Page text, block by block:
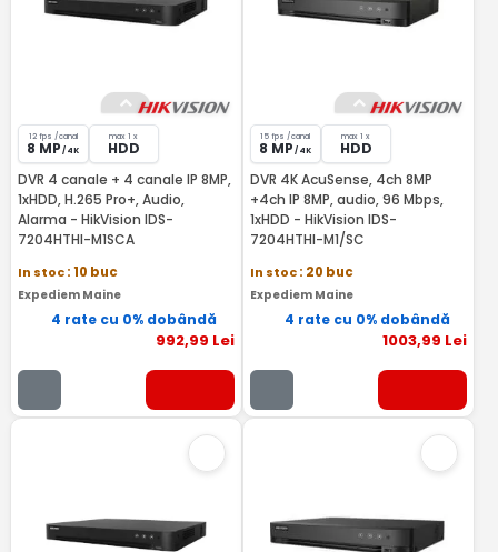
12 fps /canal
8 MP / 4K
max 1 x
HDD
DVR 4 canale + 4 canale IP 8MP,
1xHDD, H.265 Pro+, Audio,
Alarma - HikVision IDS-
7204HTHI-M1SCA
In stoc: 10 buc
Expediem Maine
4 rate cu 0% dobândă
992,99 Lei
15 fps /canal
8 MP / 4K
max 1 x
HDD
DVR 4K AcuSense, 4ch 8MP
+4ch IP 8MP, audio, 96 Mbps,
1xHDD - HikVision IDS-
7204HTHI-M1/SC
In stoc: 20 buc
Expediem Maine
4 rate cu 0% dobândă
1003,99 Lei